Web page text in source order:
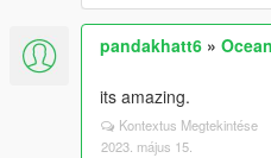
pandakhatt6 »
its amazing.
Kontextus Megtekintése
2023. május 15.